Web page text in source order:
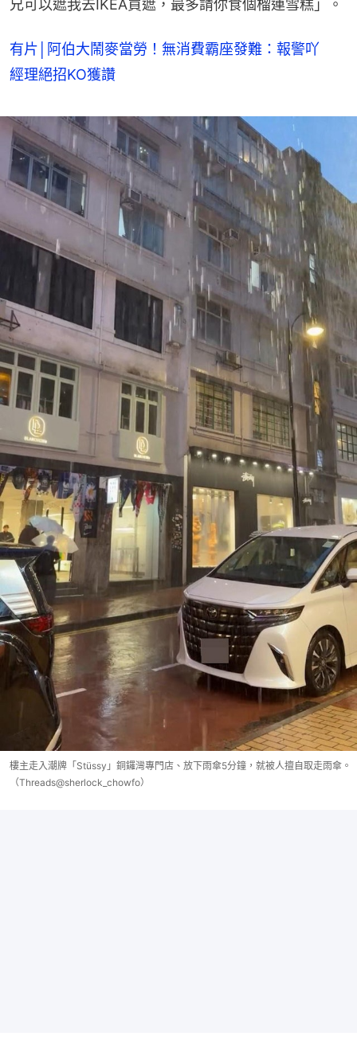
兄可以遮我去IKEA買遮，最多請你食個榴連雪糕」。
有片│阿伯大鬧麥當勞！無消費霸座發難：報警吖
經理絕招KO獲讚
樓主走入潮牌「Stüssy」銅鑼灣專門店、放下雨傘5分鐘，就被人擅自取走雨傘。
（Threads@sherlock_chowfo）